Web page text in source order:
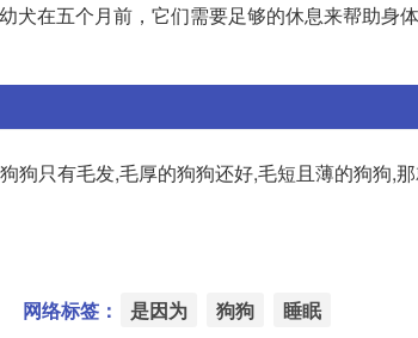
犬在五个月前，它们需要足够的休息来帮助身
狗只有毛发,毛厚的狗狗还好,毛短且薄的狗狗,
网络标签： 是因为 狗狗 睡眠